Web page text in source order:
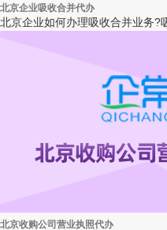
北京企业吸收合并代办
北京企业如何办理吸收合并业务?
北京收购公司营业执照代办